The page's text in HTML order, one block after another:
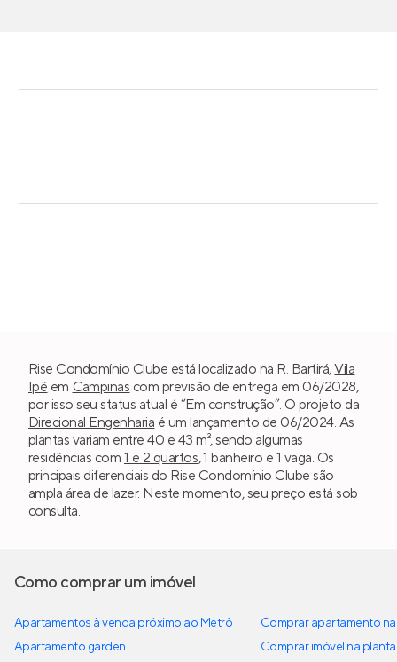
Rise Condomínio Clube está localizado na R. Bartirá,Vila
Ipê em Campinas com previsão de entrega em 06/2028,
por isso seu status atual é “Em construção”. O projeto da
Direcional Engenharia é um lançamento de 06/2024. As
plantas variam entre 40 e 43 m², sendo algumas
residências com 1 e 2 quartos, 1 banheiro e 1 vaga. Os
principais diferenciais do Rise Condomínio Clube são
ampla área de lazer. Neste momento, seu preço está sob
consulta.
Como comprar um imóvel
Apartamentos à venda próximo ao Metrô
Apartamento garden
Comprar apartamento
Comprar imóvel na planta